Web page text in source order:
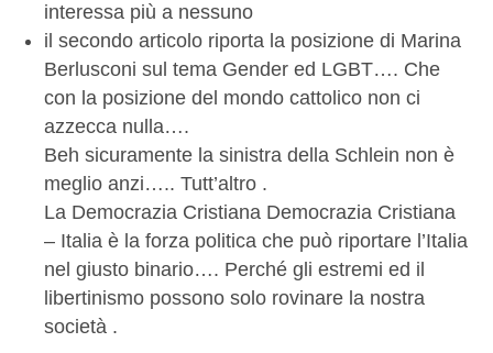
interessa più a nessuno
il secondo articolo riporta la posizione di Marina
Berlusconi sul tema Gender ed LGBT…. Che
con la posizione del mondo cattolico non ci
azzecca nulla….
Beh sicuramente la sinistra della Schlein non è
meglio anzi….. Tutt’altro .
La Democrazia Cristiana Democrazia Cristiana
– Italia è la forza politica che può riportare l’Italia
nel giusto binario…. Perché gli estremi ed il
libertinismo possono solo rovinare la nostra
società .